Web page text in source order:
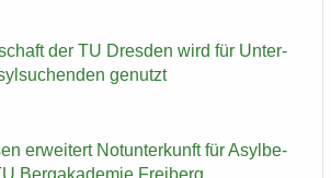
der TU Dres­den wird für Un­ter­
ge­nutzt
er­wei­tert Not­un­ter­kunft für Asyl­be­
Berg­aka­de­mie Frei­berg